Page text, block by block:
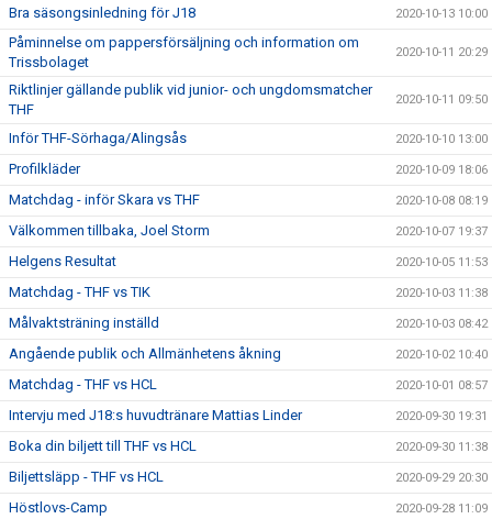
Bra säsongsinledning för J18 2020-10-13 10:00
Påminnelse om pappersförsäljning och information om
Trissbolaget
2020-10-11 20:29
Riktlinjer gällande publik vid junior- och ungdomsmatcher
THF
2020-10-11 09:50
Inför THF-Sörhaga/Alingsås 2020-10-10 13:00
Profilkläder 2020-10-09 18:06
Matchdag - inför Skara vs THF 2020-10-08 08:19
Välkommen tillbaka, Joel Storm 2020-10-07 19:37
Helgens Resultat 2020-10-05 11:53
Matchdag - THF vs TIK 2020-10-03 11:38
Målvaktsträning inställd 2020-10-03 08:42
Angående publik och Allmänhetens åkning 2020-10-02 10:40
Matchdag - THF vs HCL 2020-10-01 08:57
Intervju med J18:s huvudtränare Mattias Linder 2020-09-30 19:31
Boka din biljett till THF vs HCL 2020-09-30 11:38
Biljettsläpp - THF vs HCL 2020-09-29 20:30
Höstlovs-Camp 2020-09-28 11:09